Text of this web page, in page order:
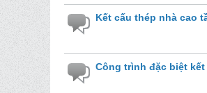
Kết cấu thép nhà cao
Công trình đặc biệt